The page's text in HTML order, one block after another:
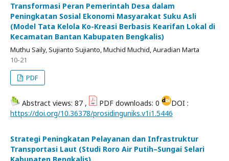
Transformasi Peran Pemerintah Desa dalam
Peningkatan Sosial Ekonomi Masyarakat Suku Asli
(Model Tata Kelola Ko-Kreasi Berbasis Kearifan Lokal di
Kecamatan Bantan Kabupaten Bengkalis)
Muthu Saily, Sujianto Sujianto, Muchid Muchid, Auradian Marta
10-21
PDF
Abstract views: 87 , PDF downloads: 0
DOI :
https://doi.org/10.36378/prosidinguniks.v1i1.5446
Strategi Peningkatan Pelayanan dan Infrastruktur
Transportasi Laut (Studi Roro Air Putih–Sungai Selari
Kabupaten Bengkalis)